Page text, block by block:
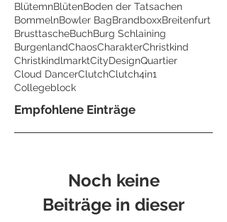
BlütemnBlütenBoden der Tatsachen
BommelnBowler BagBrandboxxBreitenfurt
BrusttascheBuchBurg Schlaining
BurgenlandChaosCharakterChristkind
ChristkindlmarktCityDesignQuartier
Cloud DancerClutchClutch4in1
Collegeblock
Empfohlene Einträge
Noch keine
Beiträge in dieser